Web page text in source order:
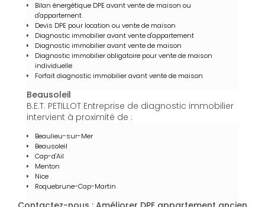
Bilan énergétique DPE avant vente de maison ou
d'appartement
Devis DPE pour location ou vente de maison
Diagnostic immobilier avant vente d'appartement
Diagnostic immobilier avant vente de maison
Diagnostic immobilier obligatoire pour vente de maison
individuelle
Forfait diagnostic immobilier avant vente de maison
Beausoleil
B.E.T. PETILLOT Entreprise de diagnostic immobilier
intervient à proximité de :
Beaulieu-sur-Mer
Beausoleil
Cap-d'Ail
Menton
Nice
Roquebrune-Cap-Martin